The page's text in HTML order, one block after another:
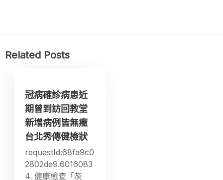
Related Posts
冠病確診病患近
期曾到訪回教堂
新增病例皆無癥
台北秀傳健檢狀
requestId:68fa9c0
2802de9.6016083
4. 健康檢查「灰